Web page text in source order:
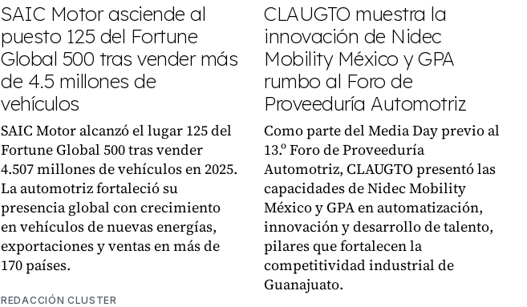
SAIC Motor asciende al
puesto 125 del Fortune
Global 500 tras vender más
de 4.5 millones de
vehículos
SAIC Motor alcanzó el lugar 125 del
Fortune Global 500 tras vender
4.507 millones de vehículos en 2025.
La automotriz fortaleció su
presencia global con crecimiento
en vehículos de nuevas energías,
exportaciones y ventas en más de
170 países.
REDACCIÓN CLUSTER
CLAUGTO muestra la
innovación de Nidec
Mobility México y GPA
rumbo al Foro de
Proveeduría Automotriz
Como parte del Media Day previo al
13.º Foro de Proveeduría
Automotriz, CLAUGTO presentó las
capacidades de Nidec Mobility
México y GPA en automatización,
innovación y desarrollo de talento,
pilares que fortalecen la
competitividad industrial de
Guanajuato.